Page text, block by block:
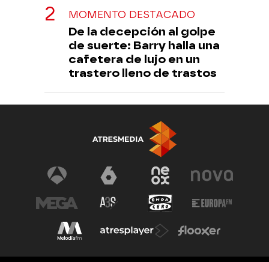
MOMENTO DESTACADO
De la decepción al golpe
de suerte: Barry halla una
cafetera de lujo en un
trastero lleno de trastos